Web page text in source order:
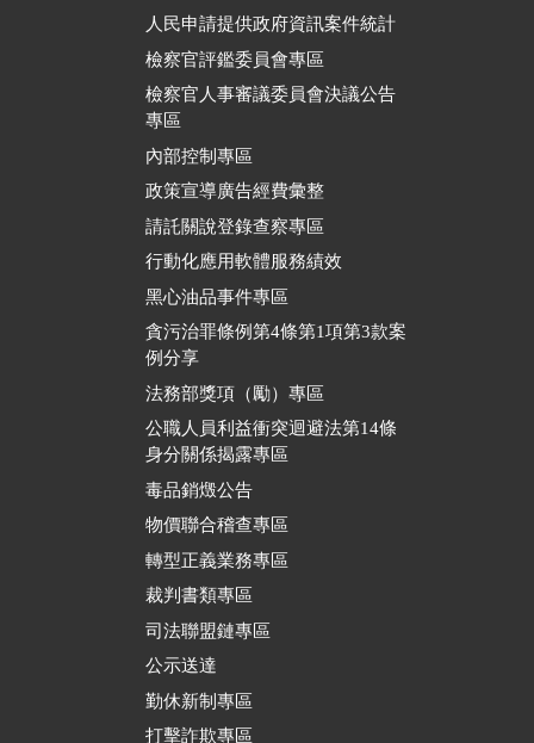
人民申請提供政府資訊案件統計
檢察官評鑑委員會專區
檢察官人事審議委員會決議公告
專區
內部控制專區
政策宣導廣告經費彙整
請託關說登錄查察專區
行動化應用軟體服務績效
黑心油品事件專區
貪污治罪條例第4條第1項第3款案
例分享
法務部獎項（勵）專區
公職人員利益衝突迴避法第14條
身分關係揭露專區
毒品銷燬公告
物價聯合稽查專區
轉型正義業務專區
裁判書類專區
司法聯盟鏈專區
公示送達
勤休新制專區
打擊詐欺專區